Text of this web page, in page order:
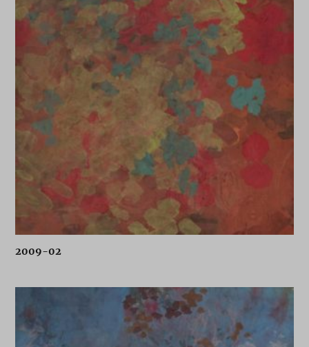
2009-02